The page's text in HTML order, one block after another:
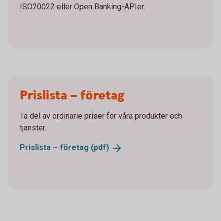
ISO20022 eller Open Banking-APIer.
Prislista – företag
Ta del av ordinarie priser för våra produkter och
tjänster.
Prislista – företag (pdf)